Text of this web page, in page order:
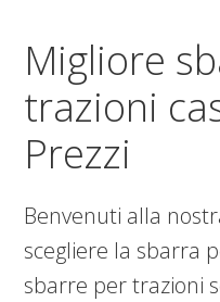
Migliore
trazioni
Prezzi
Benvenuti alla
scegliere la sbarra
sbarre per trazioni